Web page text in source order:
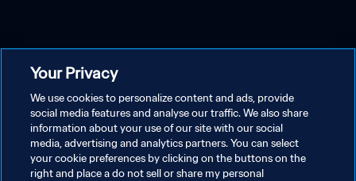
Your Privacy
We use cookies to personalize content and ads, provide
social media features and analyse our traffic. We also share
information about your use of our site with our social
media, advertising and analytics partners. You can select
your cookie preferences by clicking on the buttons on the
right and place a do not sell or share my personal